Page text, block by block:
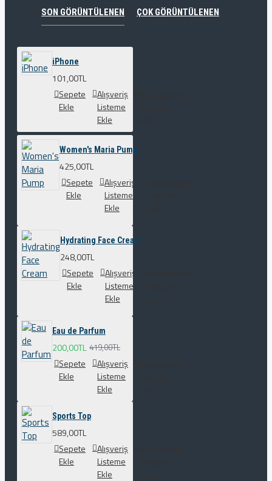
SON GÖRÜNTÜLENEN ÇOK GÖRÜNTÜLENEN
iPhone
101,00TL
Sepete
Ekle
Alışveriş
Listeme
Ekle
Women's Maria Pump
425,00TL
Sepete
Ekle
Alışveriş
Listeme
Ekle
Hydrating Face Cream
248,00TL
Sepete
Ekle
Alışveriş
Listeme
Ekle
Eau de Parfum
200,00TL 419,00TL
Sepete
Ekle
Alışveriş
Listeme
Ekle
Sports Top
589,00TL
Sepete
Ekle
Alışveriş
Listeme
Ekle